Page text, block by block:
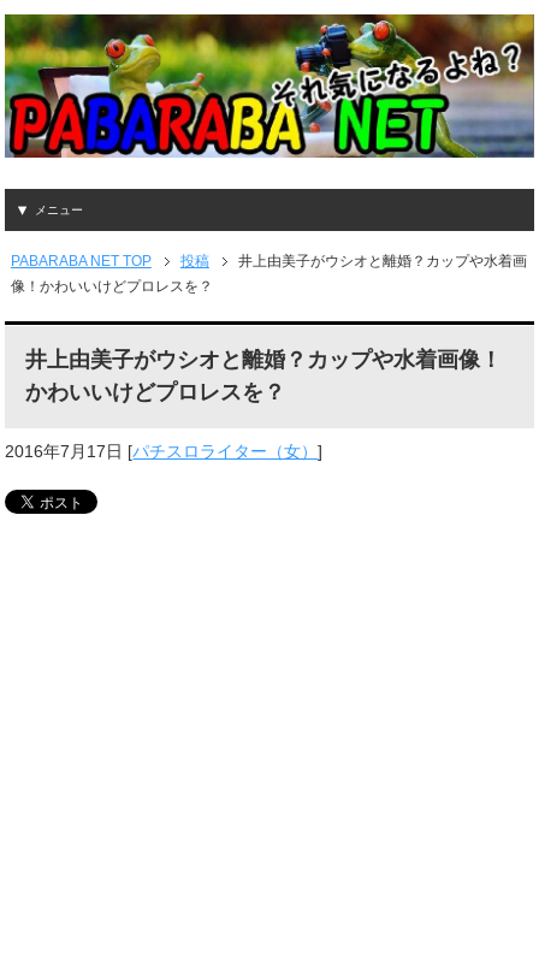
メニュー
PABARABA NET TOP 投稿
井上由美子がウシオと離婚？カップや水着画
像！かわいいけどプロレスを？
井上由美子がウシオと離婚？カップや水着画像！
かわいいけどプロレスを？
2016年7月17日 [パチスロライター（女）]